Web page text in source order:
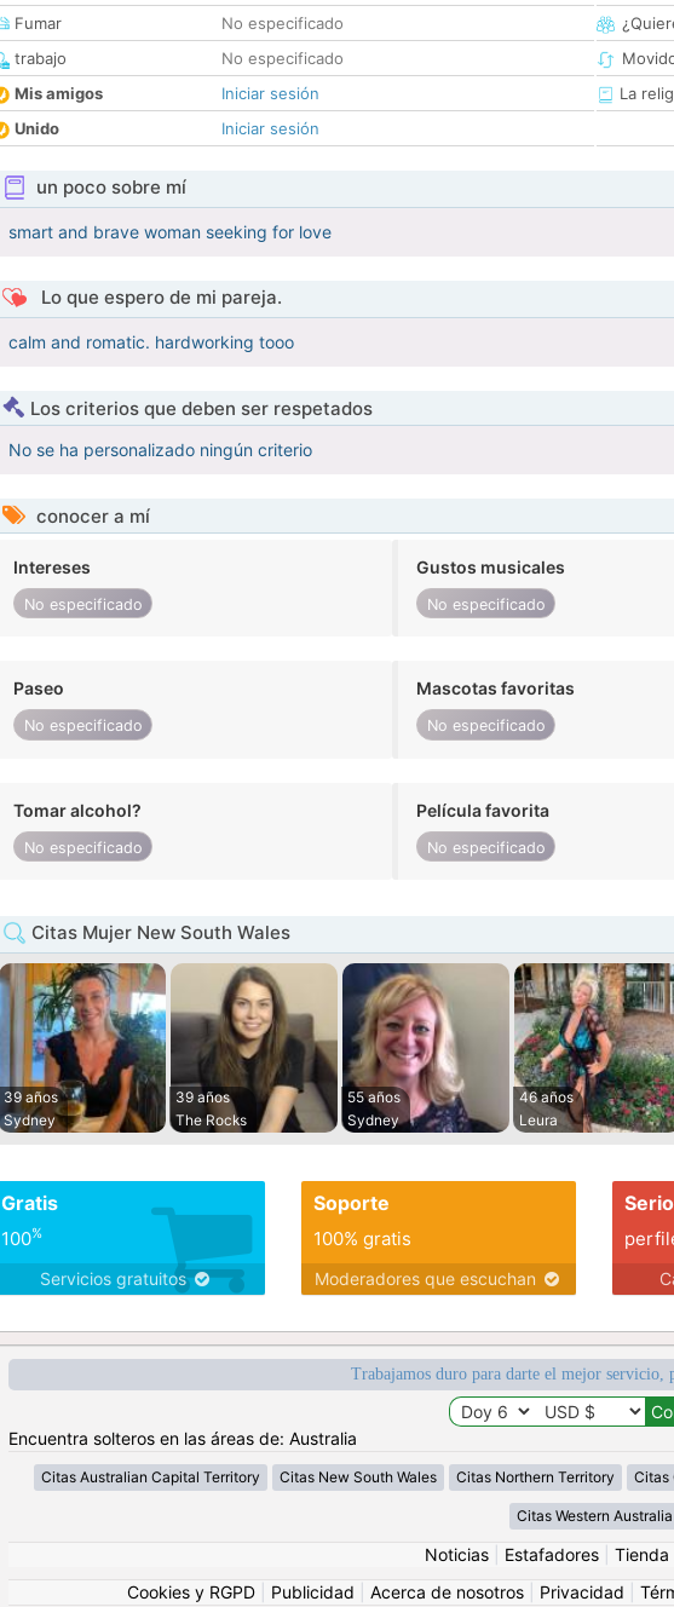
Fumar
No especificado
trabajo
No especificado
Mis amigos
Iniciar sesión
Unido
Iniciar sesión
La
un poco sobre mí
smart and brave woman seeking for love
Lo que espero de mi pareja.
calm and romatic. hardworking tooo
Los criterios que deben ser respetados
No se ha personalizado ningún criterio
conocer a mí
Intereses
No especificado
Gustos musicales
No especificado
Paseo
No especificado
Mascotas favoritas
No especificado
Tomar alcohol?
No especificado
Película favorita
No especificado
Citas Mujer New South Wales
39 años
Sydney
39 años
The Rocks
55 años
Sydney
46 años
Leura
Gratis
100%
Servicios gratuitos
Soporte
100% gratis
Moderadores que escuchan
Serio
Trabajamos duro para darte el mejor servicio,
Encuentra solteros en las áreas de: Australia
Citas Australian Capital Territory Citas New South Wales Citas Northern Territory Citas
Citas Western Australia
Noticias Estafadores Tienda
Cookies y RGPD
Publicidad Acerca de nosotros Privacidad